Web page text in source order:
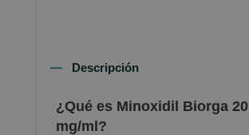
Descripción
¿Qué es Minoxidil Biorga 20
mg/ml?